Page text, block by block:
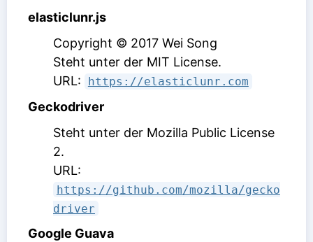
elasticlunr.js
Copyright © 2017 Wei Song
Steht unter der MIT License.
URL:
https://elasticlunr.com
Geckodriver
Steht unter der Mozilla Public License
2.
URL:
https://github.com/mozilla/gecko
driver
Google Guava